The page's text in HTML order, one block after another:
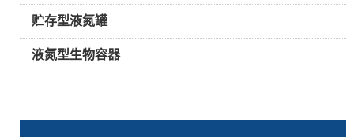
贮存型液氮罐
液氮型生物容器